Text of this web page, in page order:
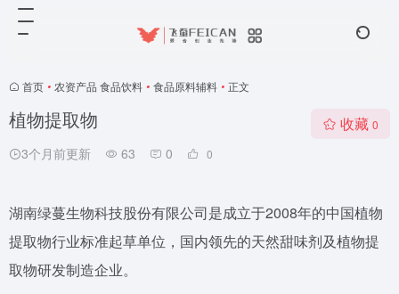
首页 • 农资产品 食品饮料 • 食品原料辅料 • 正文
植物提取物
3个月前更新 63 0 0
收藏 0
湖南绿蔓生物科技股份有限公司是成立于2008年的中国植物
提取物行业标准起草单位，国内领先的天然甜味剂及植物提
取物研发制造企业。